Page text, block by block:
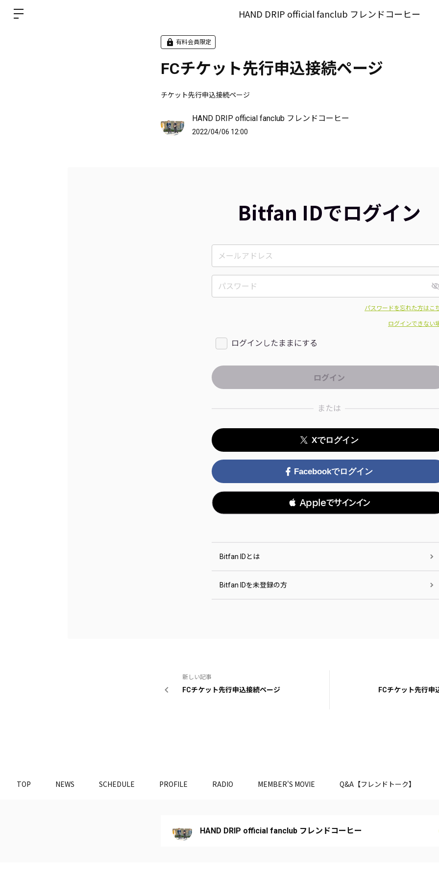
HAND DRIP official fanclub フレンドコーヒー
有料会員限定
FCチケット先行申込接続ページ
チケット先行申込接続ページ
HAND DRIP official fanclub フレンドコーヒー
2022/04/06 12:00
Bitfan IDでログイン
パスワードを忘れた方はこ
ログインできない
ログインしたままにする
または
Xでログイン
Facebookでログイン
 Appleでサインイン
Bitfan IDとは
Bitfan IDを未登録の方
新しい記事
FCチケット先行申込接続ページ FCチケット先行申
TOP NEWS SCHEDULE PROFILE RADIO MEMBER'S MOVIE Q&A【フレンドトーク】
HAND DRIP official fanclub フレンドコーヒー